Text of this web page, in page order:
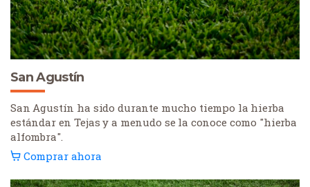
San Agustín
San Agustín ha sido durante mucho tiempo la hierba
estándar en Tejas y a menudo se la conoce como "hierba
alfombra".
Comprar ahora